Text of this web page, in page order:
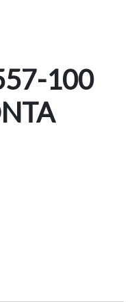
100